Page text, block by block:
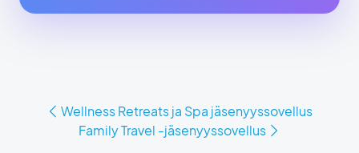
Wellness Retreats ja Spa jäsenyyssovellus
Family Travel -jäsenyyssovellus